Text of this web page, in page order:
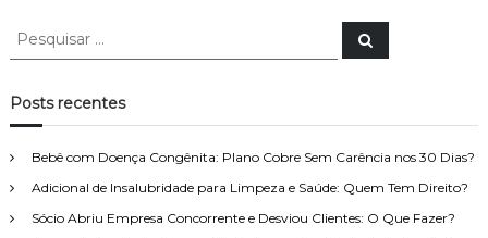
P
q
u
s
a
r
P
e
s
r
Posts recentes
Bebê com Doença Congênita: Plano Cobre Sem Carência nos 30 Dias?
Adicional de Insalubridade para Limpeza e Saúde: Quem Tem Direito?
Sócio Abriu Empresa Concorrente e Desviou Clientes: O Que Fazer?